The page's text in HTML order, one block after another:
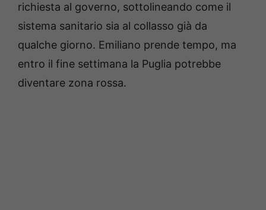
richiesta al governo, sottolineando come il
sistema sanitario sia al collasso già da
qualche giorno. Emiliano prende tempo, ma
entro il fine settimana la Puglia potrebbe
diventare zona rossa.